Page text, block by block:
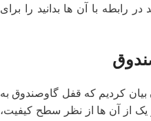
رابطه با آن ها بدانید را برای
کردیم که قفل گاوصندوق به
باشد. هر یک از آن ها از نظر سطح کیفیت،